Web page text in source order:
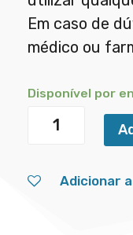
Em caso de
médico ou
Disponível por
Quantidade
Chek®Adicionar